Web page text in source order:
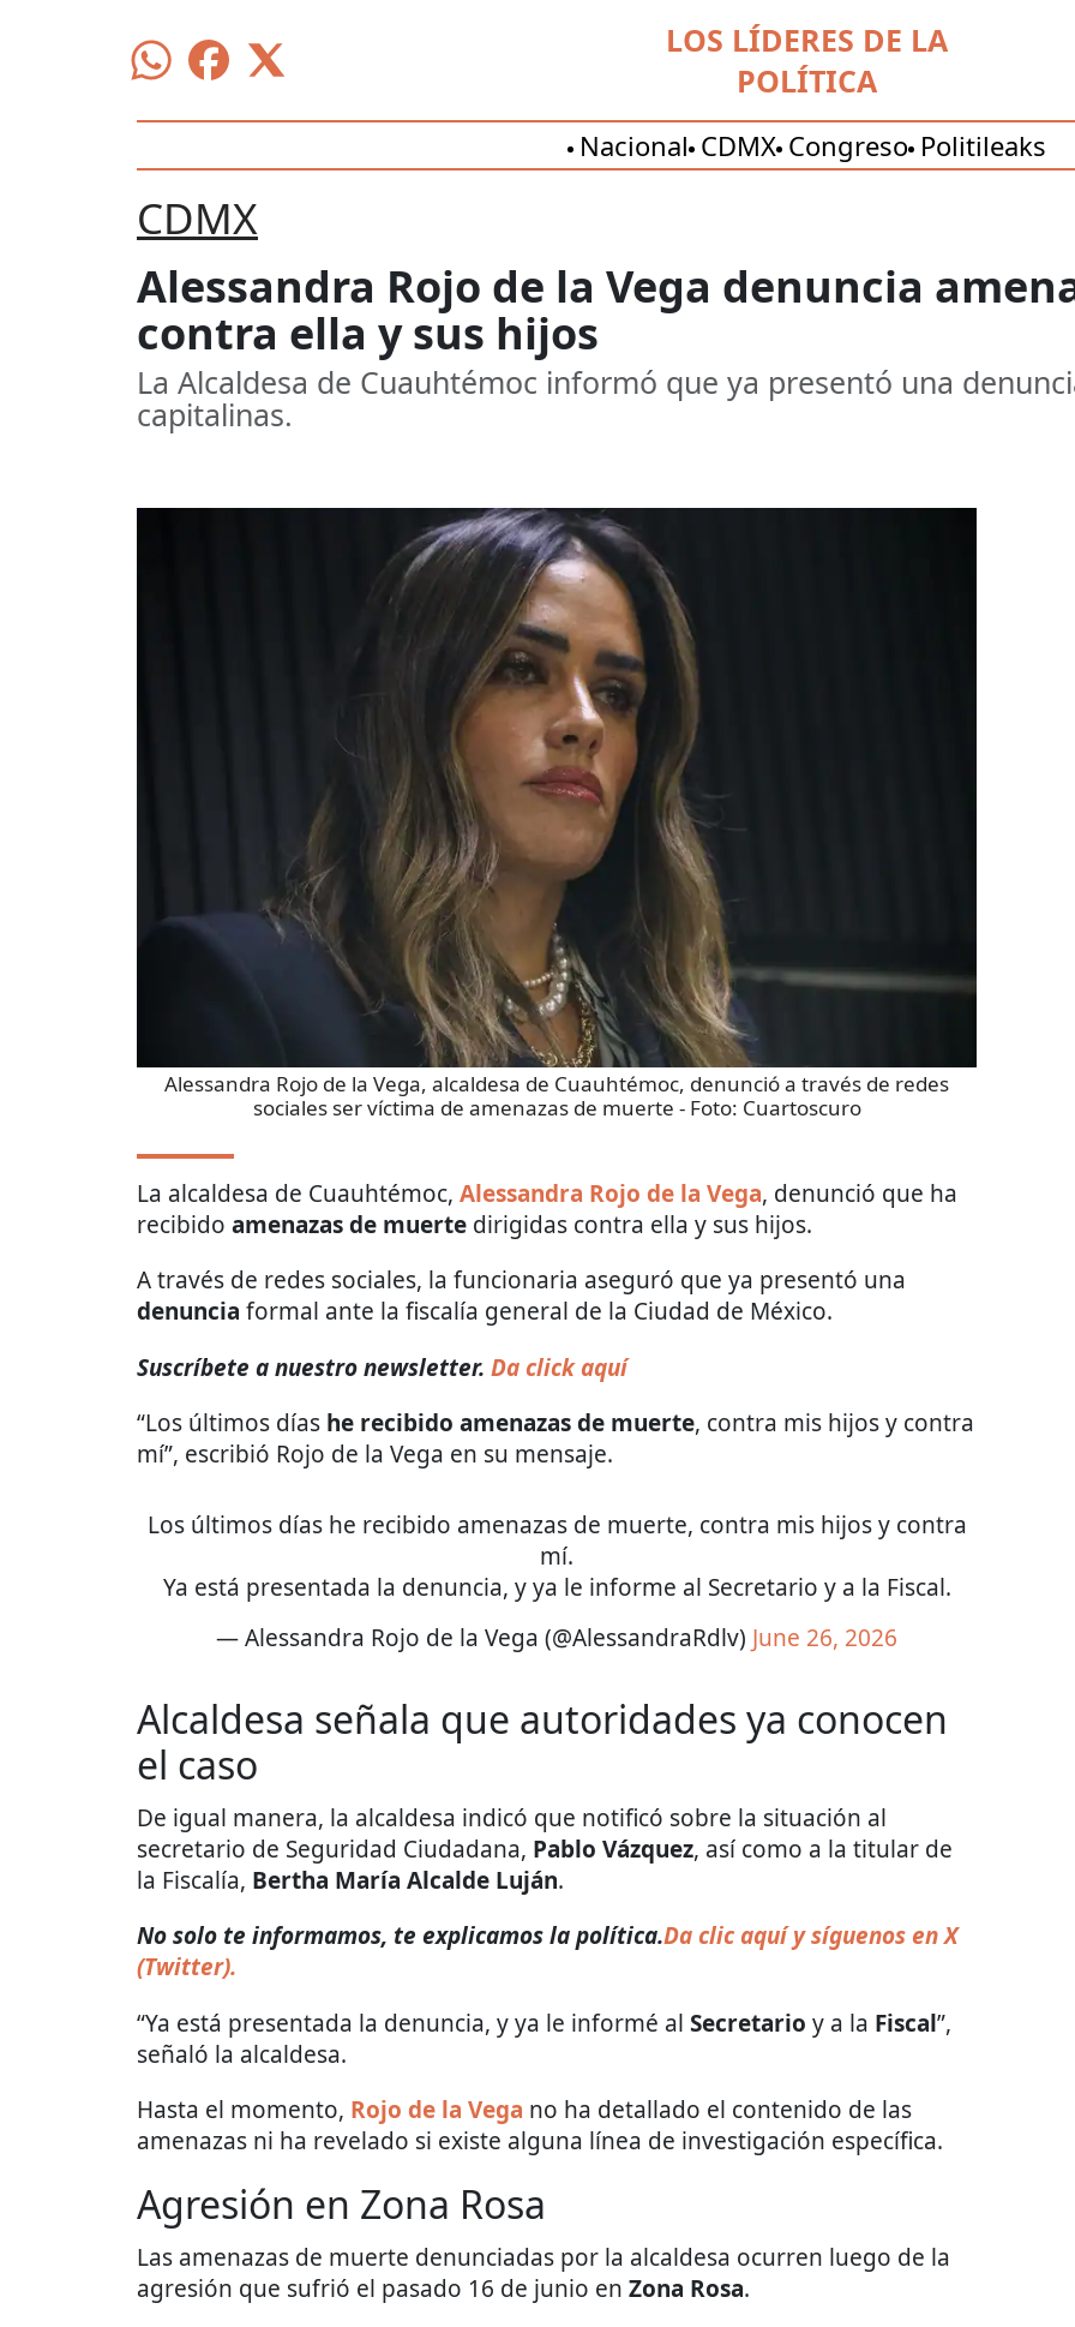
LOS LÍDERES DE LA
POLÍTICA
Nacional CDMX Congreso Politileaks
CDMX
Alessandra Rojo de la Vega denuncia
contra ella y sus hijos
La Alcaldesa de Cuauhtémoc informó que ya presentó una
capitalinas.
Alessandra Rojo de la Vega, alcaldesa de Cuauhtémoc, denunció a través de redes
sociales ser víctima de amenazas de muerte - Foto: Cuartoscuro
La alcaldesa de Cuauhtémoc, Alessandra Rojo de la Vega, denunció que ha
recibido amenazas de muerte dirigidas contra ella y sus hijos.
A través de redes sociales, la funcionaria aseguró que ya presentó una
denuncia formal ante la fiscalía general de la Ciudad de México.
Suscríbete a nuestro newsletter. Da click aquí
“Los últimos días he recibido amenazas de muerte, contra mis hijos y contra
mí”, escribió Rojo de la Vega en su mensaje.
Los últimos días he recibido amenazas de muerte, contra mis hijos y contra
mí.
Ya está presentada la denuncia, y ya le informe al Secretario y a la Fiscal.
— Alessandra Rojo de la Vega (@AlessandraRdlv) June 26, 2026
Alcaldesa señala que autoridades ya conocen
el caso
De igual manera, la alcaldesa indicó que notificó sobre la situación al
secretario de Seguridad Ciudadana, Pablo Vázquez, así como a la titular de
la Fiscalía, Bertha María Alcalde Luján.
No solo te informamos, te explicamos la política.Da clic aquí y síguenos en X
(Twitter).
“Ya está presentada la denuncia, y ya le informé al Secretario y a la Fiscal”,
señaló la alcaldesa.
Hasta el momento, Rojo de la Vega no ha detallado el contenido de las
amenazas ni ha revelado si existe alguna línea de investigación específica.
Agresión en Zona Rosa
Las amenazas de muerte denunciadas por la alcaldesa ocurren luego de la
agresión que sufrió el pasado 16 de junio en Zona Rosa.